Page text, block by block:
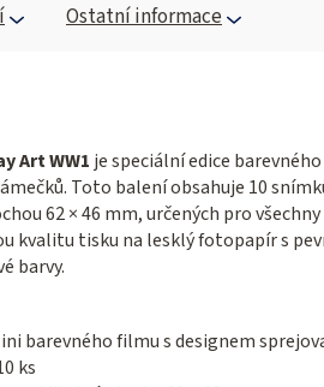
Ostatní informace
Art WW1 je speciální edice
Toto balení obsahuje 10
62 × 46 mm, určených pro
kvalitu tisku na lesklý fotopapír s
barvy.
barevného filmu s designem
ks